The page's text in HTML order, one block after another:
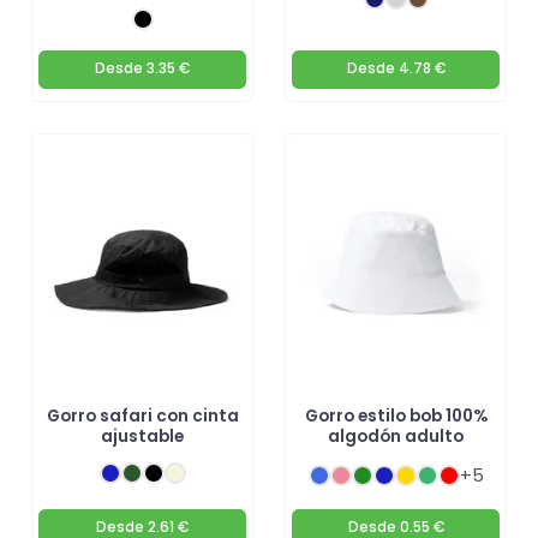
Desde 3.35 € Desde 4.78 €
Gorro safari con cinta
ajustable
Desde 2.61 €
Gorro estilo bob 100%
algodón adulto
+5
Desde 0.55 €